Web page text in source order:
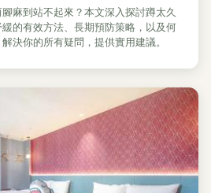
麻到站不起來？本文深入探討蹲太久
的有效方法、長期預防策略，以及何
決你的所有疑問，提供實用建議。